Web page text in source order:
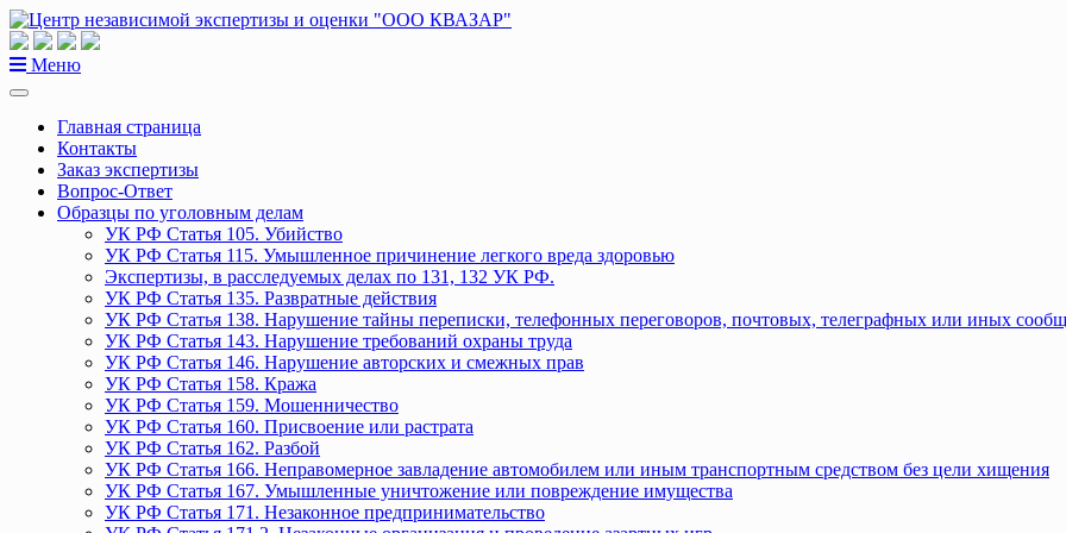
Перейти
к
содержанию
Меню
Главная страница
Контакты
Заказ экспертизы
Вопрос-Ответ
Образцы по уголовным делам
УК РФ Статья 105. Убийство
УК РФ Статья 115. Умышленное причинение легкого вреда здоровью
Экспертизы, в расследуемых делах по 131, 132 УК РФ.
УК РФ Статья 135. Развратные действия
УК РФ Статья 138. Нарушение тайны переписки, телефонных переговоров, почтовых, телеграфных или иных
УК РФ Статья 143. Нарушение требований охраны труда
УК РФ Статья 146. Нарушение авторских и смежных прав
УК РФ Статья 158. Кража
УК РФ Статья 159. Мошенничество
УК РФ Статья 160. Присвоение или растрата
УК РФ Статья 162. Разбой
УК РФ Статья 166. Неправомерное завладение автомобилем или иным транспортным средством без цели хищения
УК РФ Статья 167. Умышленные уничтожение или повреждение имущества
УК РФ Статья 171. Незаконное предпринимательство